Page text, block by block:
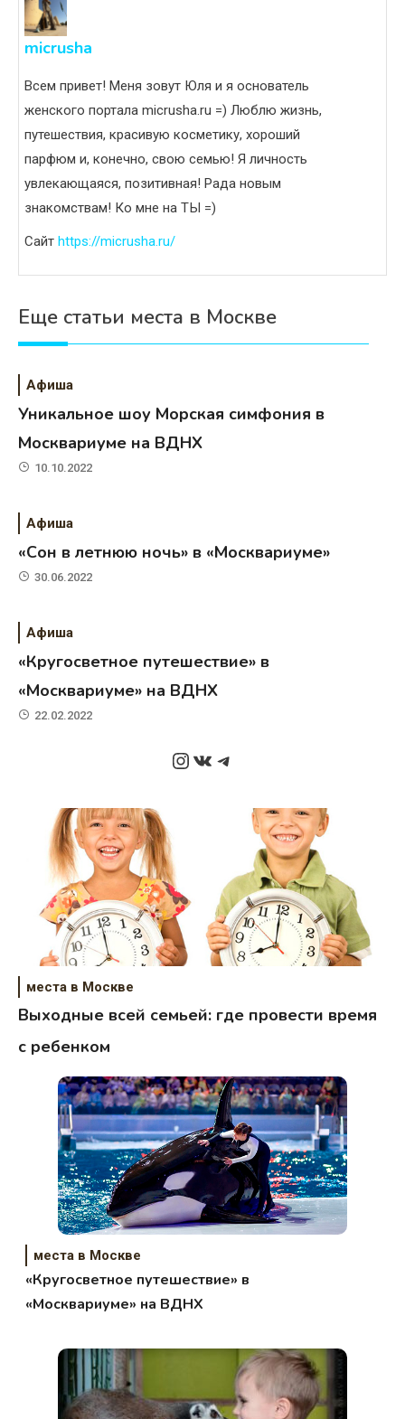
micrusha
Всем привет! Меня зовут Юля и я основатель
женского портала micrusha.ru =) Люблю жизнь,
путешествия, красивую косметику, хороший
парфюм и, конечно, свою семью! Я личность
увлекающаяся, позитивная! Рада новым
знакомствам! Ко мне на ТЫ =)
Сайт https://micrusha.ru/
Еще статьи места в Москве
Афиша
Уникальное шоу Морская симфония в
Москвариуме на ВДНХ
10.10.2022
Афиша
«Сон в летнюю ночь» в «Москвариуме»
30.06.2022
Афиша
«Кругосветное путешествие» в
«Москвариуме» на ВДНХ
22.02.2022
Instagram
ВКонтакте
Telegram
места в Москве
Выходные всей семьей: где провести время
с ребенком
места в Москве
«Кругосветное путешествие» в
«Москвариуме» на ВДНХ